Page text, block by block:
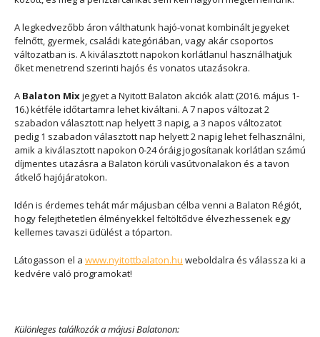
A legkedvezőbb áron válthatunk hajó-vonat kombinált jegyeket
felnőtt, gyermek, családi kategóriában, vagy akár csoportos
változatban is. A kiválasztott napokon korlátlanul használhatjuk
őket menetrend szerinti hajós és vonatos utazásokra.
A Balaton Mixjegyet a Nyitott Balaton akciók alatt (2016. május 1-
16.) kétféle időtartamra lehet kiváltani. A 7 napos változat 2
szabadon választott nap helyett 3 napig, a 3 napos változatot
pedig 1 szabadon választott nap helyett 2 napig lehet felhasználni,
amik a kiválasztott napokon 0-24 óráig jogosítanak korlátlan számú
díjmentes utazásra a Balaton körüli vasútvonalakon és a tavon
átkelő hajójáratokon.
Idén is érdemes tehát már májusban célba venni a Balaton Régiót,
hogy felejthetetlen élményekkel feltöltődve élvezhessenek egy
kellemes tavaszi üdülést a tóparton.
Látogasson el a www.nyitottbalaton.hu weboldalra és válassza ki a
kedvére való programokat!
Különleges találkozók a májusi Balatonon: